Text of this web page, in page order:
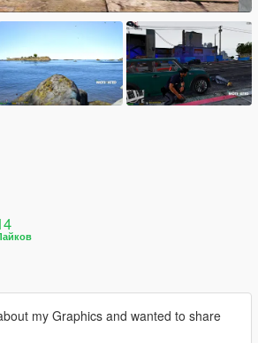
my Graphics and wanted to share